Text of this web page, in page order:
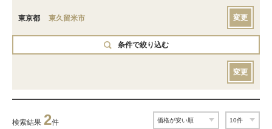
東京都 東久留米市 変更
条件で絞り込む
変更
検索結果 2件